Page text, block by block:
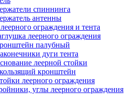
спиннинга
антенны
ограждения и тента
леерного ограждения
палубный
дуги тента
леерной стойки
кронштейн
леерного ограждения
углы леерного ограждения